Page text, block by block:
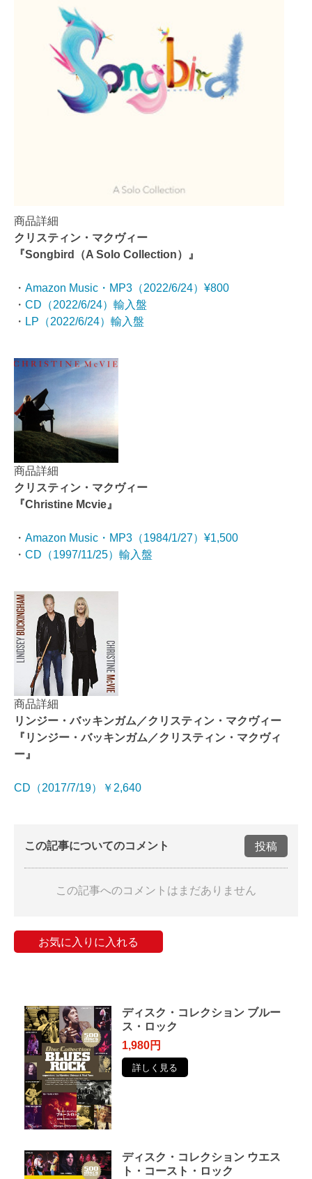
商品詳細
クリスティン・マクヴィー
『Songbird（A Solo Collection）』
・ Amazon Music・MP3（2022/6/24）¥800
・ CD（2022/6/24）輸入盤
・ LP（2022/6/24）輸入盤
商品詳細
クリスティン・マクヴィー
『Christine Mcvie』
・ Amazon Music・MP3（1984/1/27）¥1,500
・ CD（1997/11/25）輸入盤
商品詳細
リンジー・バッキンガム／クリスティン・マクヴィー
『リンジー・バッキンガム／クリスティン・マクヴィ
ー』
CD（2017/7/19）￥2,640
この記事についてのコメント 投稿
この記事へのコメントはまだありません
お気に入りに入れる
ディスク・コレクション ブルー
ス・ロック
1,980円
詳しく見る
ディスク・コレクション ウエス
ト・コースト・ロック